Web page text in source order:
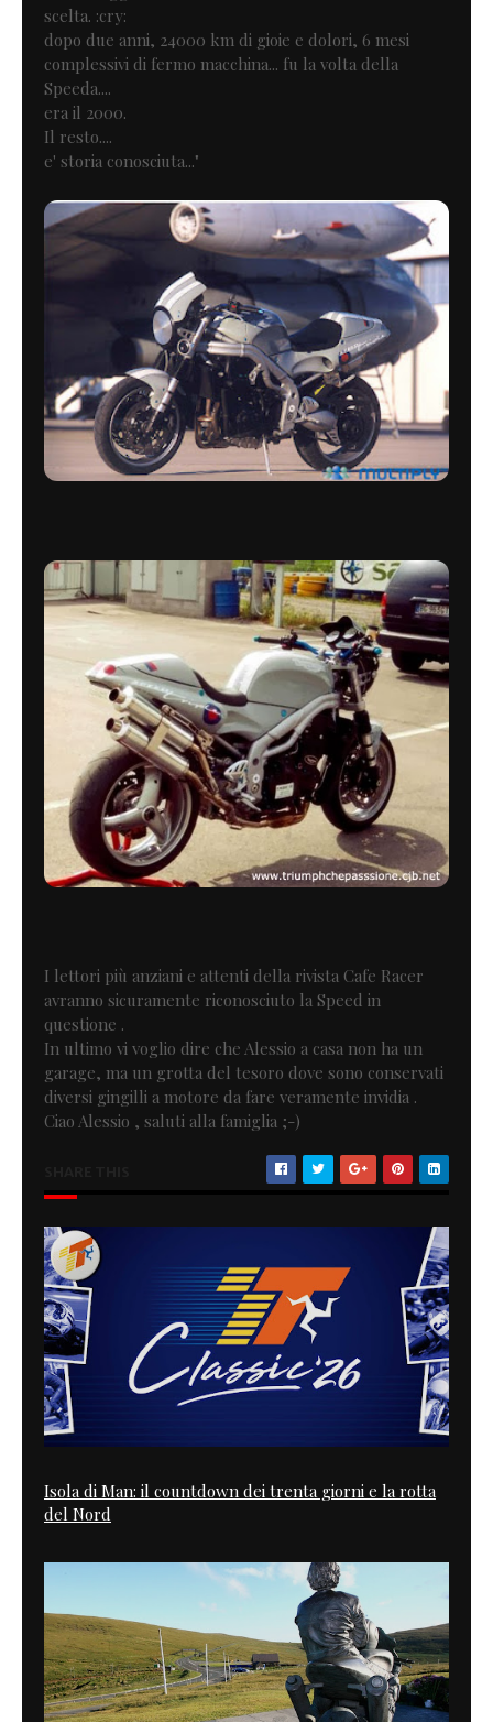
scelta. :cry:
dopo due anni, 24000 km di gioie e dolori, 6 mesi
complessivi di fermo macchina... fu la volta della
Speeda....
era il 2000.
Il resto....
e' storia conosciuta..."
I lettori più anziani e attenti della rivista Cafe Racer
avranno sicuramente riconosciuto la Speed in
questione .
In ultimo vi voglio dire che Alessio a casa non ha un
garage, ma un grotta del tesoro dove sono conservati
diversi gingilli a motore da fare veramente invidia .
Ciao Alessio , saluti alla famiglia ;-)
Isola di Man: il countdown dei trenta giorni e la rotta
del Nord